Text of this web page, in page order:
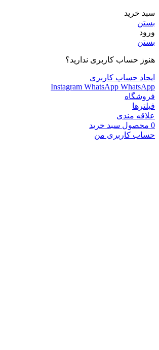
سبد خرید
بستن
ورود
بستن
هنوز حساب کاربری ندارید؟
ایجاد حساب کاربری
Instagram WhatsApp WhatsApp
فروشگاه
فیلترها
علاقه مندی
0 محصول سبد خرید
حساب کاربری من